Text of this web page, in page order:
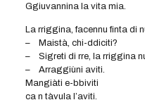
Ggiuvannina la vita mia.
La rriggina, facennu finta di
– Maistà, chi-ddiciti?
– Sigreti di rre, la rriggina
– Arraggiùni aviti.
Mangiàti e-bbiviti
ca n tàvula l’aviti.